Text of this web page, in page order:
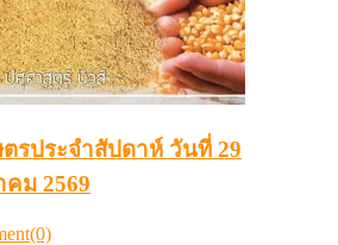
รประจำสัปดาห์ วันที่ 29
ม 2569